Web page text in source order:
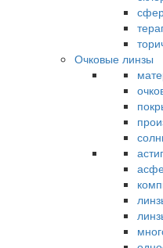
Очковые линзы